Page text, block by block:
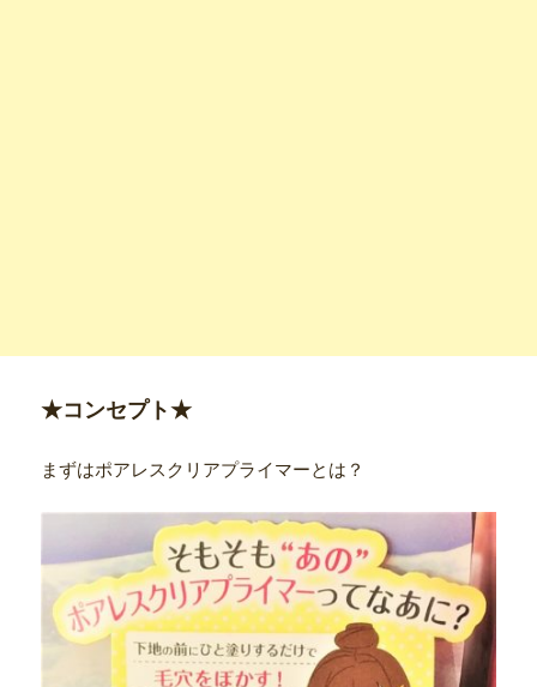
★コンセプト★
まずはポアレスクリアプライマーとは？